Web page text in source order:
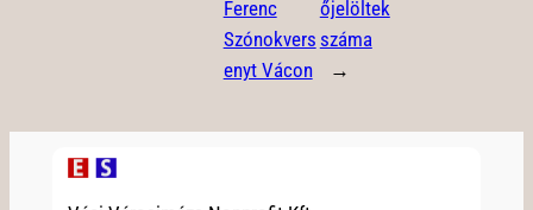
Ferenc
Szónokvers
enyt Vácon
őjelöltek
száma
→